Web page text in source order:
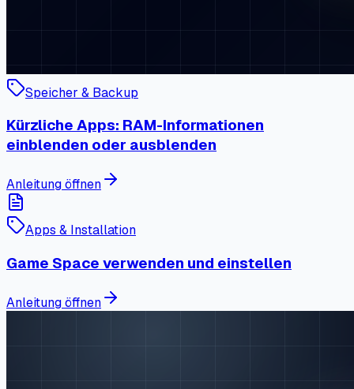
Speicher & Backup
Kürzliche Apps: RAM-Informationen
einblenden oder ausblenden
Anleitung öffnen
Apps & Installation
Game Space verwenden und einstellen
Anleitung öffnen